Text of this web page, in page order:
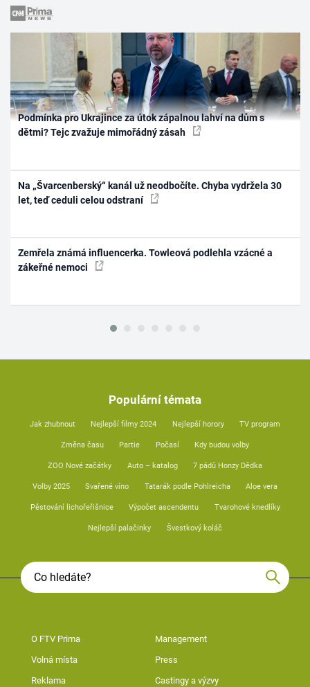
Podmínka pro Ukrajince za útok zápalnou lahví na dům s
dětmi? Tejc zvažuje mimořádný zásah
Na „Švarcenberský“ kanál už neodbočíte. Chyba vydržela 30
let, teď ceduli celou odstraní
Zemřela známá influencerka. Towleová podlehla vzácné a
zákeřné nemoci
Populární témata
Jak zhubnout Nejlepší filmy 2024 Nejlepší horory TV program
Změna času Partie Počasí Kdy budou volby
ZOO Nové začátky Auto – katalog 7 pádů Honzy Dědka
Volby 2025 Svařené víno Tatarák podle Pohlreicha Aloe vera
Pěstování lichořeřišnice Výpočet ascendentu Tvarohové knedlíky
Nejlepší palačinky Švestkový koláč
O FTV Prima Management
Volná místa Press
Reklama Castingy a výzvy